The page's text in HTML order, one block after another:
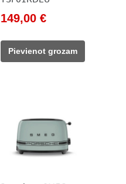
Original
was:
171,00 €.
149,00 €Current
149,00 €.
Pievienot grozam